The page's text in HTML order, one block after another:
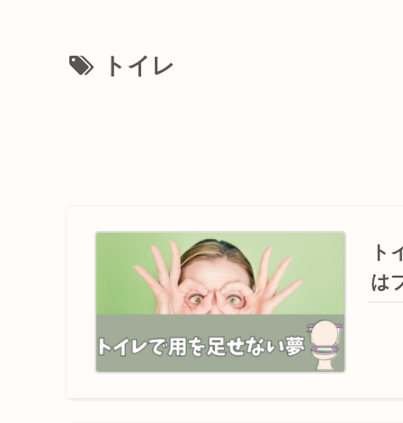
トイレ
ト
は